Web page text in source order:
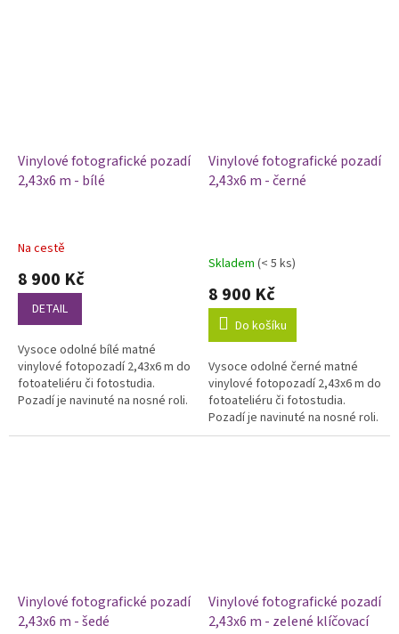
Vinylové fotografické pozadí
2,43x6 m - bílé
Průměrné
produktu
3,0
5
hvězdiček.
Na cestě
8 900 Kč
DETAIL
Vysoce odolné bílé matné
vinylové fotopozadí 2,43x6 m do
fotoateliéru či fotostudia.
Pozadí je navinuté na nosné roli.
Vinylové fotografické pozadí
2,43x6 m - černé
Skladem (< 5 ks)
8 900 Kč
Do košíku
Vysoce odolné černé matné
vinylové fotopozadí 2,43x6 m do
fotoateliéru či fotostudia.
Pozadí je navinuté na nosné roli.
Barva černá.
Vinylové fotografické pozadí
2,43x6 m - šedé
Vinylové fotografické pozadí
2,43x6 m - zelené klíčovací